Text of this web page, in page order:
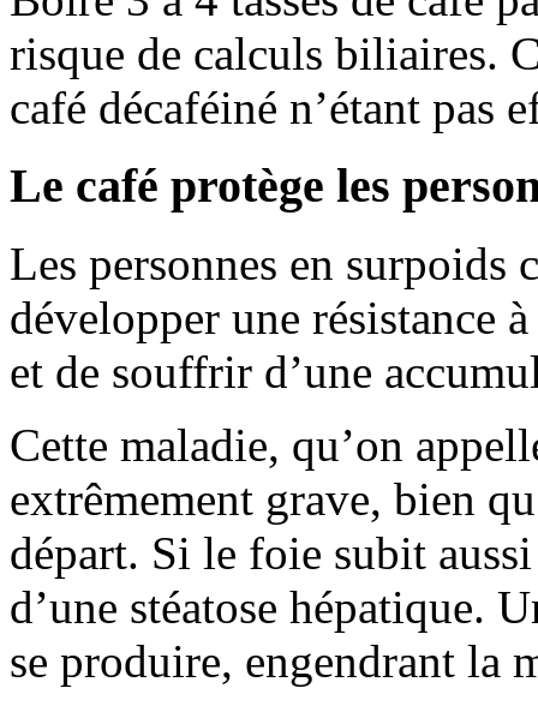
risque de calculs biliaires.
café décaféiné n’étant pas
Le café protège les
Les personnes en surpoids
développer une résistance
et de souffrir d’une
Cette maladie, qu’on
extrêmement grave, bien
départ. Si le foie subit
d’une stéatose hépatique.
se produire, engendrant la